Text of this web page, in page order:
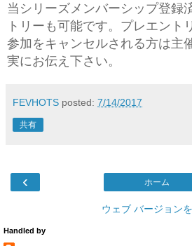
当シリーズメンバーシップ登録
トリーも可能です。プレエント
参加をキャンセルされる方は主
実にお伝え下さい。
FEVHOTS posted: 7/14/2017
共有
‹ ホーム
ウェブ バージョン
Handled by